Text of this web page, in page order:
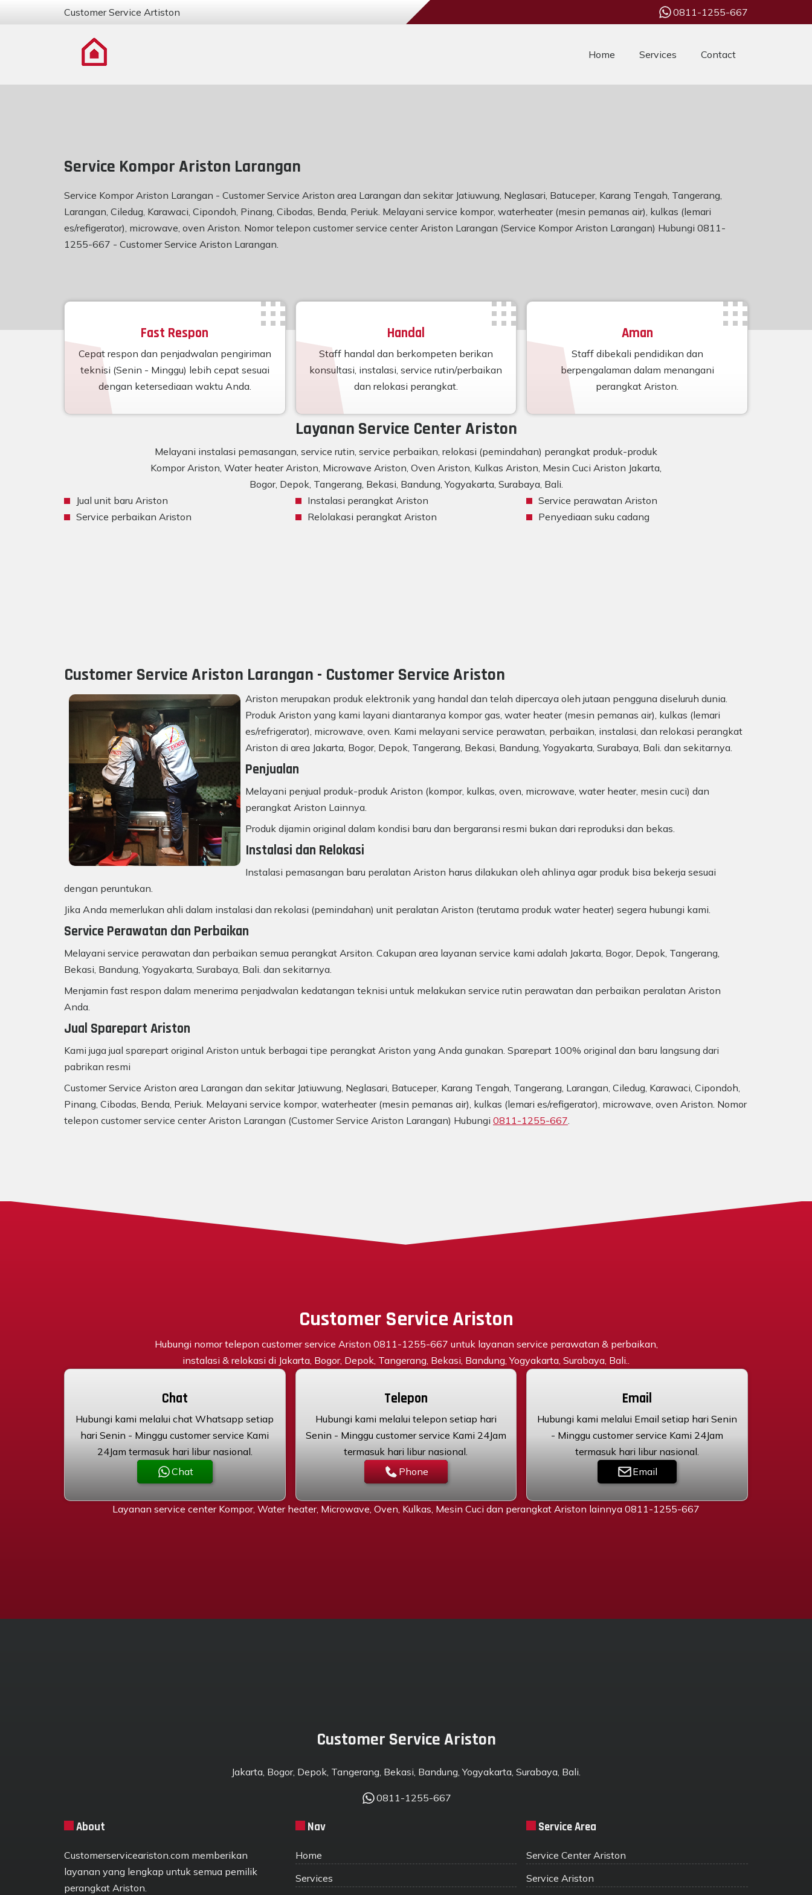
Customer Service Artiston 0811-1255-667
Home Services Contact
Service Kompor Ariston Larangan
Service Kompor Ariston Larangan - Customer Service Ariston area Larangan dan sekitar Jatiuwung, Neglasari, Batuceper, Karang Tengah, Tangerang,
Larangan, Ciledug, Karawaci, Cipondoh, Pinang, Cibodas, Benda, Periuk. Melayani service kompor, waterheater (mesin pemanas air), kulkas (lemari
es/refigerator), microwave, oven Ariston. Nomor telepon customer service center Ariston Larangan (Service Kompor Ariston Larangan) Hubungi 0811-
1255-667 - Customer Service Ariston Larangan.
Fast Respon
Cepat respon dan penjadwalan pengiriman
teknisi (Senin - Minggu) lebih cepat sesuai
dengan ketersediaan waktu Anda.
Handal
Staff handal dan berkompeten berikan
konsultasi, instalasi, service rutin/perbaikan
dan relokasi perangkat.
Aman
Staff dibekali pendidikan dan
berpengalaman dalam menangani
perangkat Ariston.
Layanan Service Center Ariston
Melayani instalasi pemasangan, service rutin, service perbaikan, relokasi (pemindahan) perangkat produk-produk
Kompor Ariston, Water heater Ariston, Microwave Ariston, Oven Ariston, Kulkas Ariston, Mesin Cuci Ariston Jakarta,
Bogor, Depok, Tangerang, Bekasi, Bandung, Yogyakarta, Surabaya, Bali.
Jual unit baru Ariston
Instalasi perangkat Ariston
Service perawatan Ariston
Service perbaikan Ariston
Relolakasi perangkat Ariston Penyediaan suku cadang
Customer Service Ariston Larangan - Customer Service Ariston
Ariston merupakan produk elektronik yang handal dan telah dipercaya oleh jutaan pengguna diseluruh dunia.
Produk Ariston yang kami layani diantaranya kompor gas, water heater (mesin pemanas air), kulkas (lemari
es/refrigerator), microwave, oven. Kami melayani service perawatan, perbaikan, instalasi, dan relokasi perangkat
Ariston di area Jakarta, Bogor, Depok, Tangerang, Bekasi, Bandung, Yogyakarta, Surabaya, Bali. dan sekitarnya.
Penjualan
Melayani penjual produk-produk Ariston (kompor, kulkas, oven, microwave, water heater, mesin cuci) dan
perangkat Ariston Lainnya.
Produk dijamin original dalam kondisi baru dan bergaransi resmi bukan dari reproduksi dan bekas.
Instalasi dan Relokasi
Instalasi pemasangan baru peralatan Ariston harus dilakukan oleh ahlinya agar produk bisa bekerja sesuai
dengan peruntukan.
Jika Anda memerlukan ahli dalam instalasi dan rekolasi (pemindahan) unit peralatan Ariston (terutama produk water heater) segera hubungi kami.
Service Perawatan dan Perbaikan
Melayani service perawatan dan perbaikan semua perangkat Arsiton. Cakupan area layanan service kami adalah Jakarta, Bogor, Depok, Tangerang,
Bekasi, Bandung, Yogyakarta, Surabaya, Bali. dan sekitarnya.
Menjamin fast respon dalam menerima penjadwalan kedatangan teknisi untuk melakukan service rutin perawatan dan perbaikan peralatan Ariston
Anda.
Jual Sparepart Ariston
Kami juga jual sparepart original Ariston untuk berbagai tipe perangkat Ariston yang Anda gunakan. Sparepart 100% original dan baru langsung dari
pabrikan resmi
Customer Service Ariston area Larangan dan sekitar Jatiuwung, Neglasari, Batuceper, Karang Tengah, Tangerang, Larangan, Ciledug, Karawaci, Cipondoh,
Pinang, Cibodas, Benda, Periuk. Melayani service kompor, waterheater (mesin pemanas air), kulkas (lemari es/refigerator), microwave, oven Ariston. Nomor
telepon customer service center Ariston Larangan (Customer Service Ariston Larangan) Hubungi 0811-1255-667.
Customer Service Ariston
Hubungi nomor telepon customer service Ariston 0811-1255-667 untuk layanan service perawatan & perbaikan,
instalasi & relokasi di Jakarta, Bogor, Depok, Tangerang, Bekasi, Bandung, Yogyakarta, Surabaya, Bali..
Chat
Hubungi kami melalui chat Whatsapp setiap
hari Senin - Minggu customer service Kami
24Jam termasuk hari libur nasional.
Chat
Telepon
Hubungi kami melalui telepon setiap hari
Senin - Minggu customer service Kami 24Jam
termasuk hari libur nasional.
Phone
Email
Hubungi kami melalui Email setiap hari Senin
- Minggu customer service Kami 24Jam
termasuk hari libur nasional.
Email
Layanan service center Kompor, Water heater, Microwave, Oven, Kulkas, Mesin Cuci dan perangkat Ariston lainnya 0811-1255-667
Customer Service Ariston
Jakarta, Bogor, Depok, Tangerang, Bekasi, Bandung, Yogyakarta, Surabaya, Bali.
0811-1255-667
About
Customerserviceariston.com memberikan
layanan yang lengkap untuk semua pemilik
perangkat Ariston.
Nav
Home
Services
Service Area
Service Center Ariston
Service Ariston